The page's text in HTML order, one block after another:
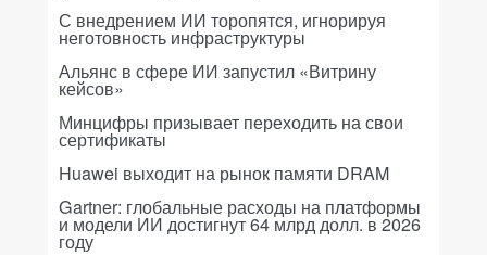
С внедрением ИИ торопятся, игнорируя
неготовность инфраструктуры
Альянс в сфере ИИ запустил «Витрину
кейсов»
Минцифры призывает переходить на свои
сертификаты
Huawei выходит на рынок памяти DRAM
Gartner: глобальные расходы на платформы
и модели ИИ достигнут 64 млрд долл. в 2026
году